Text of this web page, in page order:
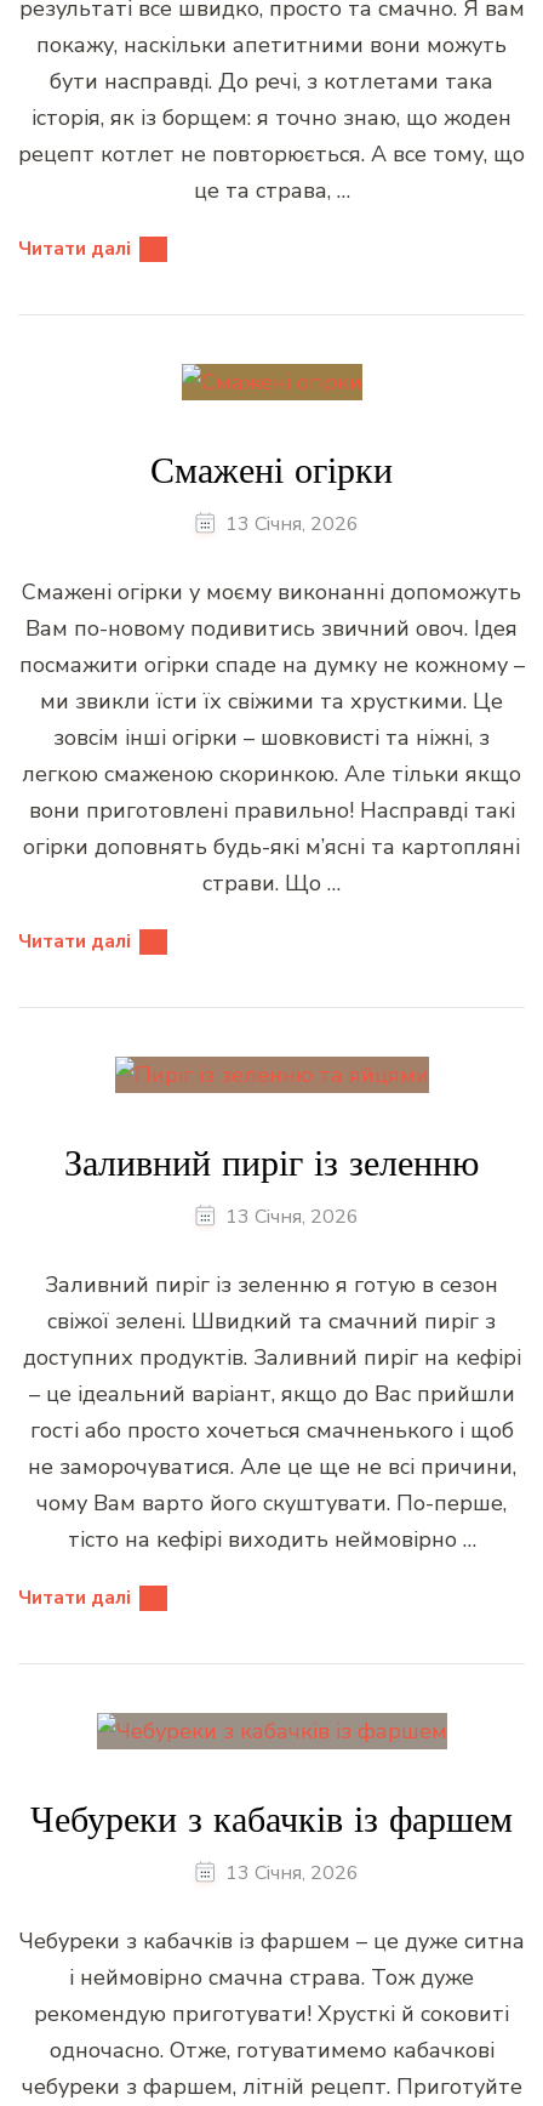
результаті все швидко, просто та смачно. Я вам
покажу, наскільки апетитними вони можуть
бути насправді. До речі, з котлетами така
історія, як із борщем: я точно знаю, що жоден
рецепт котлет не повторюється. А все тому, що
це та страва, …
Читати далі
Смажені огірки
13 Січня, 2026
Смажені огірки у моєму виконанні допоможуть
Вам по-новому подивитись звичний овоч. Ідея
посмажити огірки спаде на думку не кожному –
ми звикли їсти їх свіжими та хрусткими. Це
зовсім інші огірки – шовковисті та ніжні, з
легкою смаженою скоринкою. Але тільки якщо
вони приготовлені правильно! Насправді такі
огірки доповнять будь-які м’ясні та картопляні
страви. Що …
Читати далі
Заливний пиріг із зеленню
13 Січня, 2026
Заливний пиріг із зеленню я готую в сезон
свіжої зелені. Швидкий та смачний пиріг з
доступних продуктів. Заливний пиріг на кефірі
– це ідеальний варіант, якщо до Вас прийшли
гості або просто хочеться смачненького і щоб
не заморочуватися. Але це ще не всі причини,
чому Вам варто його скуштувати. По-перше,
тісто на кефірі виходить неймовірно …
Читати далі
Чебуреки з кабачків із фаршем
13 Січня, 2026
Чебуреки з кабачків із фаршем – це дуже ситна
і неймовірно смачна страва. Тож дуже
рекомендую приготувати! Хрусткі й соковиті
одночасно. Отже, готуватимемо кабачкові
чебуреки з фаршем, літній рецепт. Приготуйте